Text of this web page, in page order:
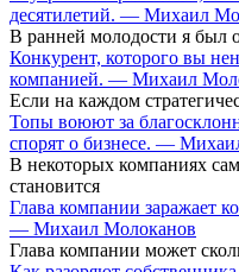
десятилетий. — Михаил
В ранней молодости я был
Конкурент, которого вы
компанией. — Михаил
Если на каждом
Топы воюют за
спорят о бизнесе. —
В некоторых компаниях
становится
Глава компании заражает
— Михаил Молоканов
Глава компании может